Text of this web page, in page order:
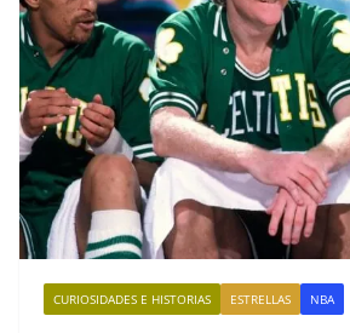
CURIOSIDADES E HISTORIAS ESTRELLAS NBA